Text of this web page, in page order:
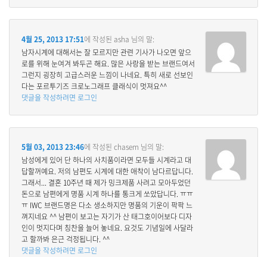
4월 25, 2013 17:51에 작성된 asha 님의 말:
남자시계에 대해서는 잘 모르지만 관련 기사가 나오면 앞으
로를 위해 눈여겨 봐두곤 해요. 많은 사랑을 받는 브랜드여서
그런지 굉장히 고급스러운 느낌이 나네요. 특히 새로 선보인
다는 포르투기즈 크로노그래프 클래식이 멋져요^^
댓글을 작성하려면 로그인
5월 03, 2013 23:46에 작성된 chasem 님의 말:
남성에게 있어 단 하나의 사치품이라면 모두들 시계라고 대
답할꺼예요. 저의 남편도 시계에 대한 애착이 남다르답니다.
그래서... 결혼 10주년 때 제가 밍크제품 사려고 모아두었던
돈으로 남편에게 명품 시계 하나를 통크게 쏘았답니다. ㅠㅠ
ㅠ IWC 브랜드명은 다소 생소하지만 명품의 기운이 팍팍 느
껴지네요 ^^ 남편이 보고는 자기가 산 태그호이어보다 디자
인이 멋지다며 칭찬을 늘어 놓네요. 요것도 기념일에 사달라
고 할까봐 은근 걱정됩니다. ^^
댓글을 작성하려면 로그인